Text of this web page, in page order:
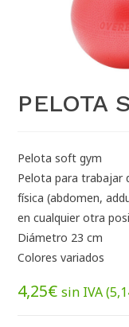
PELOTA
Pelota soft gym
Pelota para trabajar
física (abdomen,
en cualquier otra
Diámetro 23 cm
Colores variados
4,25€ sin IVA (